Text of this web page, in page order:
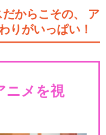
からこその、
ア
りがいっぱい！
ニメを視